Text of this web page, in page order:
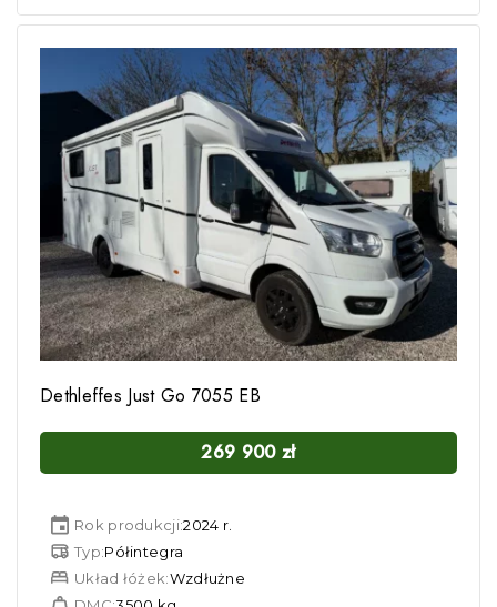
Dethleffes Just Go 7055 EB
269 900 zł
Rok produkcji:2024 r.
Typ:Półintegra
Układ łóżek:Wzdłużne